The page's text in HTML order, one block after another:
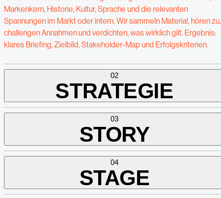
Markenkern, Historie, Kultur, Sprache und die relevanten
Spannungen im Markt oder intern. Wir sammeln Material, hören zu,
challengen Annahmen und verdichten, was wirklich gilt. Ergebnis:
klares Briefing, Zielbild, Stakeholder-Map und Erfolgskriterien.
02
STRATEGIE
03
STORY
04
STAGE